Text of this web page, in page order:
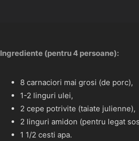
Ingrediente (pentru 4 persoane):
8 carnaciori mai grosi (de porc),
1-2 linguri ulei,
2 cepe potrivite (taiate julienne),
2 linguri amidon (pentru legat
1 1/2 cesti apa.